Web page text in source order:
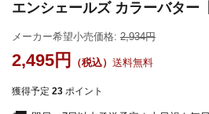
エンシェールズ カラーバター
メーカー希望小売価格: 2,934
2,495 送料無料
獲得予定 23 ポイント